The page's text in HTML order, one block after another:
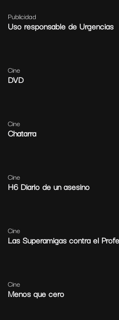
Publicidad
Uso responsable de Urgencias
Cine
DVD
Cine
Chatarra
Cine
H6 Diario de un asesino
Cine
Las Superamigas contra el
Cine
Menos que cero